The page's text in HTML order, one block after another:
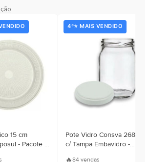
de Papel para Doces e
Bala, Trufa e Bombom
para Festa Junina
em Acrílico
15 cm
- Pacote c/
4º⭐ MAIS VENDIDO
Pote Vidro Consva 268 ml
c/ Tampa Embavidro -
🔥84 vendas